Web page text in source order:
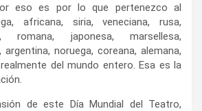
eso es por lo que pertenezco al
africana, siria, veneciana, rusa,
romana, japonesa, marsellesa,
argentina, noruega, coreana, alemana,
del mundo entero. Esa es la
de este Día Mundial del Teatro,